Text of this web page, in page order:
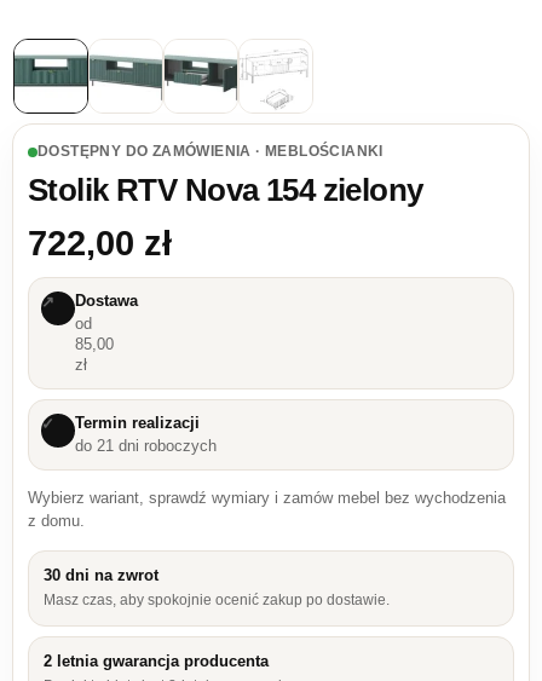
DOSTĘPNY DO ZAMÓWIENIA · MEBLOŚCIANKI
Stolik RTV Nova 154 zielony
722,00 zł
↗
Dostawa
od
85,00
zł
✓
Termin realizacji
do 21 dni roboczych
Wybierz wariant, sprawdź wymiary i zamów mebel bez wychodzenia
z domu.
30 dni na zwrot
Masz czas, aby spokojnie ocenić zakup po dostawie.
2 letnia gwarancja producenta